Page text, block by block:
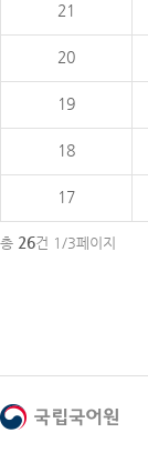
21
20
19
18
17
총 26건 1/3페이지